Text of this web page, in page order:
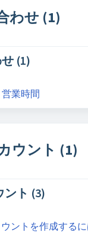
わせ (1)
(1)
業時間
ウント (1)
ント (3)
ウントを作成する